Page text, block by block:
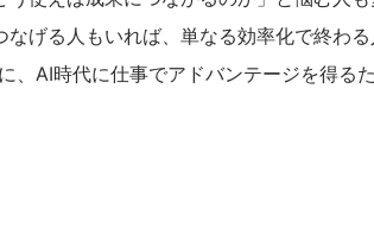
げる人もいれば、単なる効率化で終わ
AI時代に仕事でアドバンテージを得る